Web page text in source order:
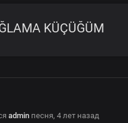
KÜÇÜĞÜM
admin песня, 4 лет назад